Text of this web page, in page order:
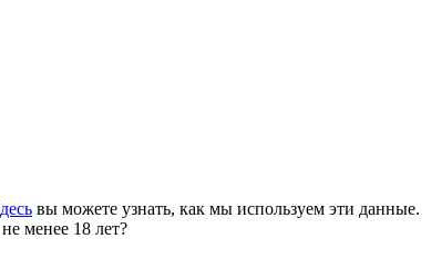
вы можете узнать, как мы используем эти данные.
менее 18 лет?